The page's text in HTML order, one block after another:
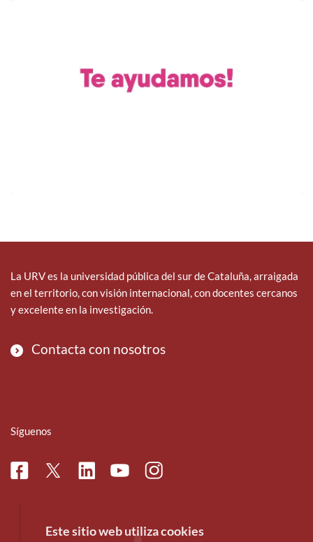
La URV es la universidad pública del sur de Cataluña, arraigada
en el territorio, con visión internacional, con docentes cercanos
y excelente en la investigación.
Contacta con nosotros
Síguenos
FacebookTwitterLinkedinYoutubeInstagram
Este sitio web utiliza cookies